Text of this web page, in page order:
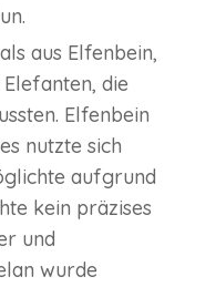
aus Elfenbein,
die
Elfenbein
nutzte sich
aufgrund
kein präzises
und
wurde